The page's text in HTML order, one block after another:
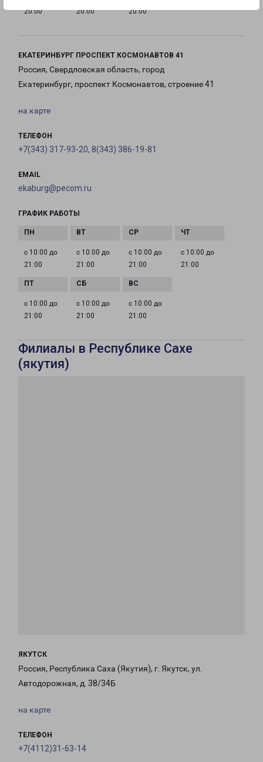
20:00
20:00
20:00
ЕКАТЕРИНБУРГ ПРОСПЕКТ КОСМОНАВТОВ 41
Россия, Свердловская область, город
Екатеринбург, проспект Космонавтов, строение 41
на карте
ТЕЛЕФОН
+7(343) 317-93-20, 8(343) 386-19-81
EMAIL
ekaburg@pecom.ru
ГРАФИК РАБОТЫ
с 10:00 до
21:00
с 10:00 до
21:00
с 10:00 до
21:00
с 10:00 до
21:00
с 10:00 до
21:00
с 10:00 до
21:00
с 10:00 до
21:00
Филиалы в Республике Сахе
(якутия)
ЯКУТСК
Россия, Республика Саха (Якутия), г. Якутск, ул.
Автодорожная, д. 38/34Б
на карте
ТЕЛЕФОН
+7(4112)31-63-14